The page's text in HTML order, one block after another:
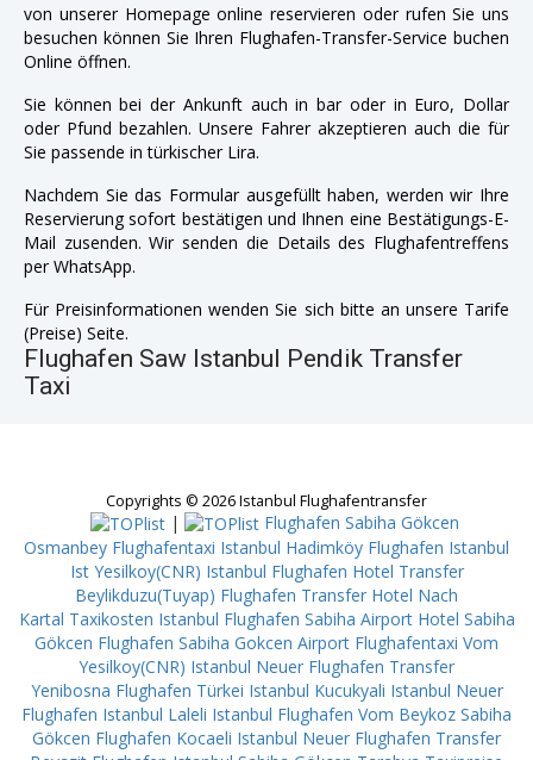
von unserer Homepage online reservieren oder rufen Sie uns
besuchen können Sie Ihren Flughafen-Transfer-Service buchen
Online öffnen.
Sie können bei der Ankunft auch in bar oder in Euro, Dollar
oder Pfund bezahlen. Unsere Fahrer akzeptieren auch die für
Sie passende in türkischer Lira.
Nachdem Sie das Formular ausgefüllt haben, werden wir Ihre
Reservierung sofort bestätigen und Ihnen eine Bestätigungs-E-
Mail zusenden. Wir senden die Details des Flughafentreffens
per WhatsApp.
Für Preisinformationen wenden Sie sich bitte an unsere Tarife
(Preise) Seite.
Flughafen Saw Istanbul Pendik Transfer
Taxi
Copyrights © 2026 Istanbul Flughafentransfer
|
Flughafen Sabiha Gökcen
Osmanbey Flughafentaxi Istanbul Hadimköy Flughafen Istanbul
Ist Yesilkoy(CNR) Istanbul Flughafen Hotel Transfer
Beylikduzu(Tuyap) Flughafen Transfer Hotel Nach
Kartal Taxikosten Istanbul Flughafen Sabiha Airport Hotel Sabiha
Gökcen Flughafen Sabiha Gokcen Airport Flughafentaxi Vom
Yesilkoy(CNR) Istanbul Neuer Flughafen Transfer
Yenibosna Flughafen Türkei Istanbul Kucukyali Istanbul Neuer
Flughafen Istanbul Laleli Istanbul Flughafen Vom Beykoz Sabiha
Gökcen Flughafen Kocaeli Istanbul Neuer Flughafen Transfer